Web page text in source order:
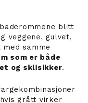
blitt
veggene, gulvet,
samme
som er både
og sklisikker.
grått virker